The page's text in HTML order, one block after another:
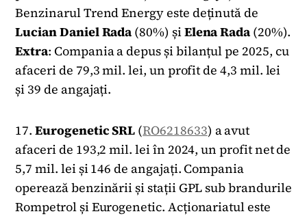
Benzinarul Trend Energy este deținută de
Lucian Daniel Rada (80%) șiElenaRada (20%).
Extra: Compania a depus și bilanțul pe 2025, cu
afaceri de 79,3 mil. lei, un profit de 4,3 mil. lei
și 39 de angajați.
17.Eurogenetic SRL (RO6218633) a avut
afaceri de 193,2 mil. lei în 2024, un profit net de
5,7 mil. lei și 146 de angajați. Compania
operează benzinării și stații GPL sub brandurile
Rompetrol și Eurogenetic. Acționariatul este